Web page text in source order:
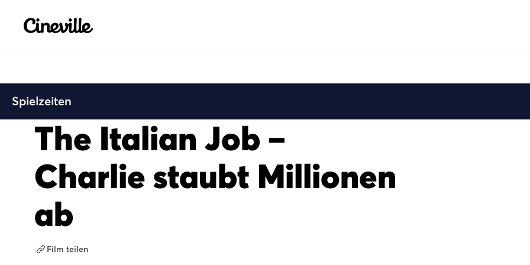
Cineville Logo
Spielzeiten
The Italian Job –
Charlie staubt Millionen
ab
Film teilen